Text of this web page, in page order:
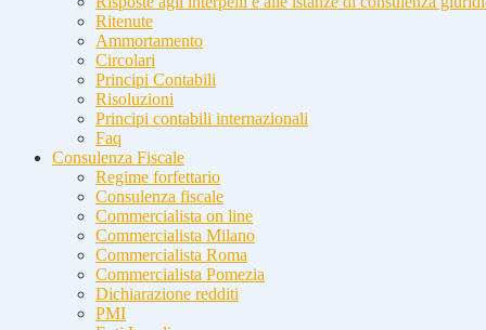
Ritenute
Ammortamento
Circolari
Principi Contabili
Risoluzioni
Principi contabili internazionali
Faq
Consulenza Fiscale
Regime forfettario
Consulenza fiscale
Commercialista on line
Commercialista Milano
Commercialista Roma
Commercialista Pomezia
Dichiarazione redditi
PMI